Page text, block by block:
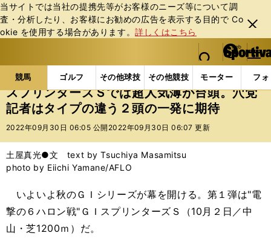
当サイトでは当社の提携先等がお客様のニーズ等について調
査・分析したり、お客様にお勧めの広告を表⽰する⽬的で Co
okie を使⽤する場合があります。詳しくはこちら
閉じ
る
web Sportiva (webスポルティーバ)
検索
マイペ
ー
ジ
メニュ
競馬 ゴルフ その他球技 その他競技 モーター フ
b
ス
ポ
ル
バ
競馬の記事一覧 競馬 スプリンターズＳでは超人気
スプリンターズＳでは超人気薄が台頭。穴党
記者はタイプの違う２頭の一発に期待
2022年09月30日 06:05 公開 2022年09月30日 06:07 更新
土屋真光●文 text by Tsuchiya Masamitsu
photo by Eiichi Yamane/AFLO
いよいよ秋のＧＩシリーズが幕を開ける。第１弾は"電
撃の６ハロン戦"ＧＩスプリンターズＳ（10月２日／中
山・芝1200ｍ）だ。